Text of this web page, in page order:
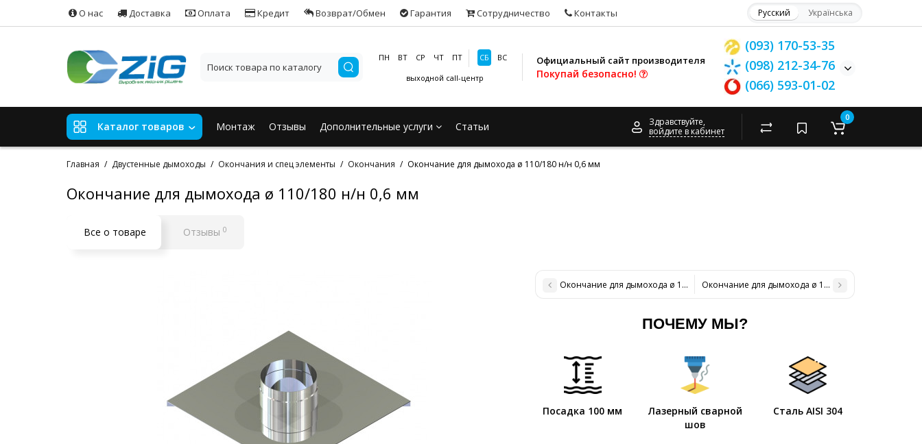
О нас Доставка Оплата Кредит Возврат/Обмен Гарантия Сотрудничество Контакты Русский Українська
ПН ВТ СР ЧТ ПТ СБ
ВС
выходной call-центр
Официальный сайт производителя
Покупай безопасно!
(093) 170-53-35
(098) 212-34-76
(066) 593-01-02
Каталог товаров Монтаж Отзывы Дополнительные услуги Статьи
Здравствуйте,
войдите в кабинет
0
Главная Двустенные дымоходы Окончания и спец элементы Окончания Окончание для дымохода ø 110/180 н/н 0,6 мм
Окончание для дымохода ø 110/180 н/н 0,6 мм
Все о товаре Отзывы 0
Окончание для дымохода ø 100/160 н/н 0,6 ммОкончание для дымохода ø 120/180 н/н 0,6 мм
ПОЧЕМУ МЫ?
Посадка 100 мм
Лазерный сварной
шов
Сталь AISI 304